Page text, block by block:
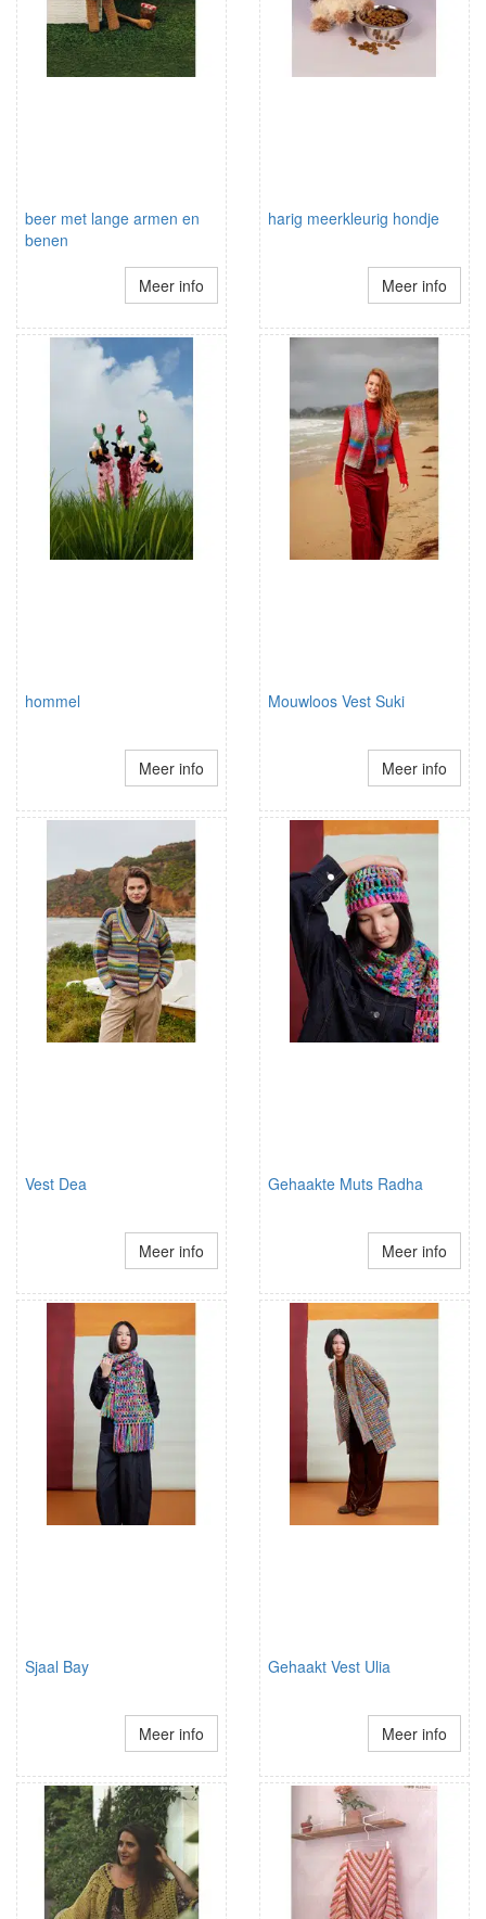
beer met lange armen en
benen
Meer info
harig meerkleurig hondje
Meer info
hommel
Meer info
Mouwloos Vest Suki
Meer info
Vest Dea
Meer info
Gehaakte Muts Radha
Meer info
Sjaal Bay
Meer info
Gehaakt Vest Ulia
Meer info